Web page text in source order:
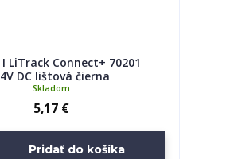
LiTrack Connect+ 70201
DC lištová čierna
5,17 €
Skladom
Pridať do košíka